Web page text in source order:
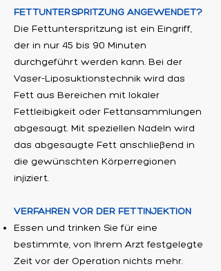
FETTUNTERSPRITZUNG ANGEWENDET?
Die Fettunterspritzung ist ein Eingriff,
der in nur 45 bis 90 Minuten
durchgeführt werden kann. Bei der
Vaser-Liposuktionstechnik wird das
Fett aus Bereichen mit lokaler
Fettleibigkeit oder Fettansammlungen
abgesaugt. Mit speziellen Nadeln wird
das abgesaugte Fett anschließend in
die gewünschten Körperregionen
injiziert.
VERFAHREN VOR DER FETTINJEKTION
Essen und trinken Sie für eine
bestimmte, von Ihrem Arzt festgelegte
Zeit vor der Operation nichts mehr.